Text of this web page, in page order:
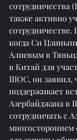
также активно
сотрудничестве.
когда Си
Алиевым в
в Китай для
ШОС, он заявил,
поддерживает
Азербайджана в
сотрудничать с
многостороннем